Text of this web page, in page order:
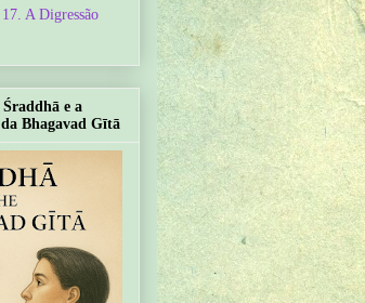
A Digressão
e a
Bhagavad Gītā